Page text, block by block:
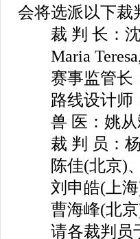
会将选派以下裁
裁 判 长：沈
Maria
赛事监管长
路线设计师：
兽 医：姚从
裁 判 员：杨
陈佳(北京)、
刘申皓(上海)
曹海峰(北京)
请各裁判员于